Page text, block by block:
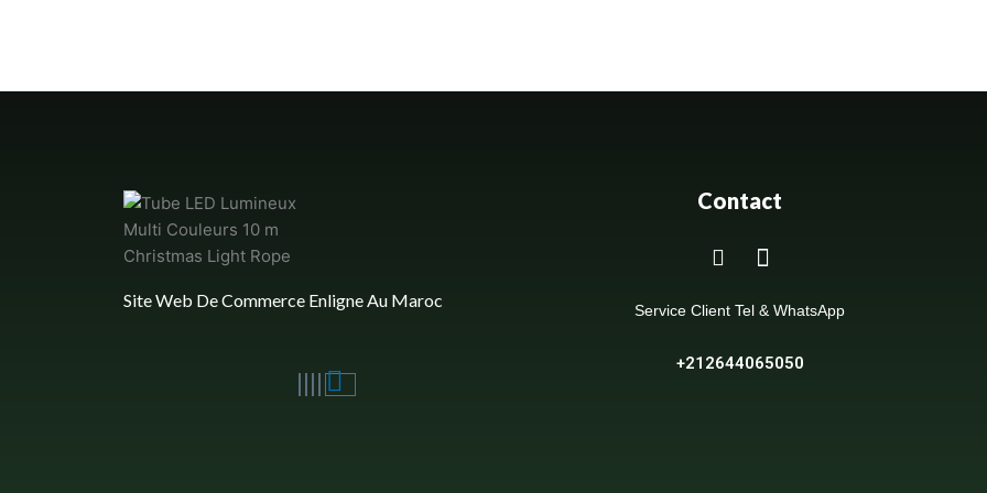
Site Web De Commerce Enligne Au Maroc
Contact
Service Client Tel & WhatsApp
+212644065050